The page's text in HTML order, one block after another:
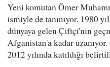
Yeni komutan Ömer
ismiyle de tanınıyor. 1980
dünyaya gelen Çiftçi'nin
Afganistan'a kadar
2012 yılında katıldığı